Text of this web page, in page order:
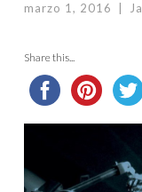
marzo 1, 2016
Share this...